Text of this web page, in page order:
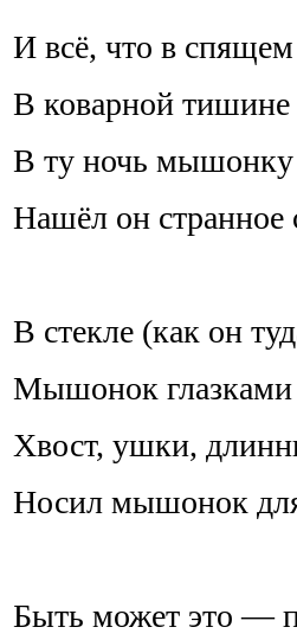
И всё, что в
В коварной тишине
В ту ночь мышонку
Нашёл он странное
В стекле (как он
Мышонок глазками
Хвост, ушки,
Носил мышонок
Быть может это —